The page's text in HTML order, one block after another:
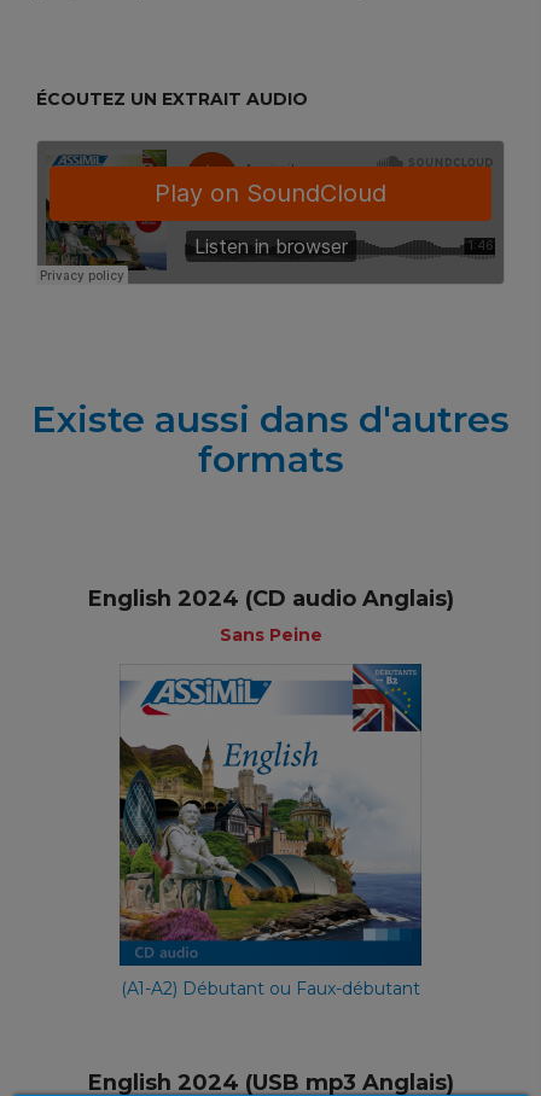
ÉCOUTEZ UN EXTRAIT AUDIO
Existe aussi dans d'autres
formats
English 2024 (CD audio Anglais)
Sans Peine
(A1-A2) Débutant ou Faux-débutant
English 2024 (USB mp3 Anglais)